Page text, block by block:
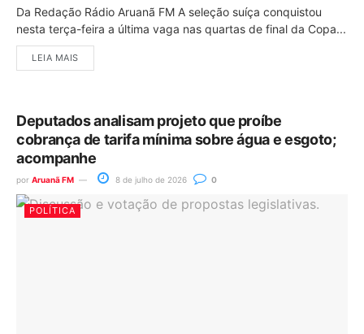
Da Redação Rádio Aruanã FM A seleção suíça conquistou
nesta terça-feira a última vaga nas quartas de final da Copa...
LEIA MAIS
Deputados analisam projeto que proíbe
cobrança de tarifa mínima sobre água e esgoto;
acompanhe
por Aruanã FM 8 de julho de 2026 0
POLÍTICA